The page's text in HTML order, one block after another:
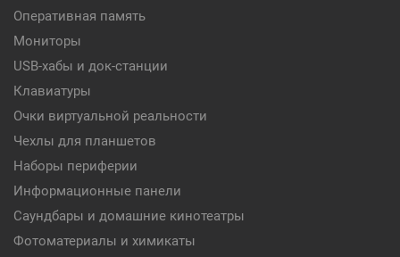
Оперативная память
Мониторы
USB-хабы и док-станции
Клавиатуры
Очки виртуальной реальности
Чехлы для планшетов
Наборы периферии
Информационные панели
Саундбары и домашние кинотеатры
Фотоматериалы и химикаты